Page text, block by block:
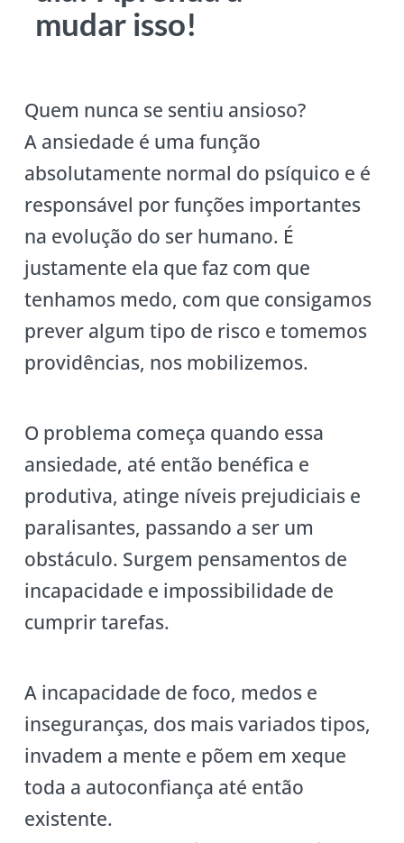
mudar isso!
Quem nunca se sentiu ansioso?
A ansiedade é uma função
absolutamente normal do psíquico e é
responsável por funções importantes
na evolução do ser humano. É
justamente ela que faz com que
tenhamos medo, com que consigamos
prever algum tipo de risco e tomemos
providências, nos mobilizemos.
O problema começa quando essa
ansiedade, até então benéfica e
produtiva, atinge níveis prejudiciais e
paralisantes, passando a ser um
obstáculo. Surgem pensamentos de
incapacidade e impossibilidade de
cumprir tarefas.
A incapacidade de foco, medos e
inseguranças, dos mais variados tipos,
invadem a mente e põem em xeque
toda a autoconfiança até então
existente.